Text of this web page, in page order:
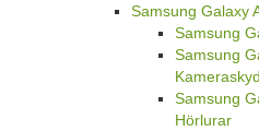
Samsung Galaxy
Samsung
Samsung
Samsung
Hörlurar